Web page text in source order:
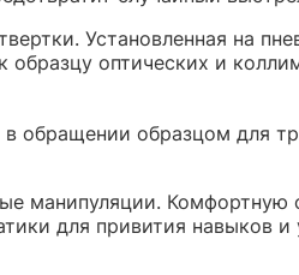
Установленная на
образцу оптических и
обращении образцом для
манипуляции. Комфортную
для привития навыков и